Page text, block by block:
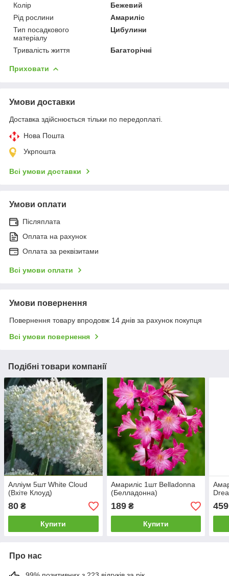
Колір
Бежевий
Рід рослини
Амариліс
Тип посадкового
матеріалу
Цибулини
Тривалість життя Багаторічні
Приховати
Умови доставки
Доставка здійснюється тільки по передоплаті.
Нова Пошта
Укрпошта
Всі умови доставки
Умови оплати
Післяплата
Оплата на рахунок
Оплата за реквізитами
Всі умови оплати
Умови повернення
Повернення товару впродовж 14 днів за рахунок покупця
Всі умови повернення
Подібні товари компанії
Алліум 5шт White Cloud
(Вхіте Клоуд)
80 ₴
Купити
Амариліс 1шт Belladonna
(Белладонна)
189₴
Купити
459
Про нас